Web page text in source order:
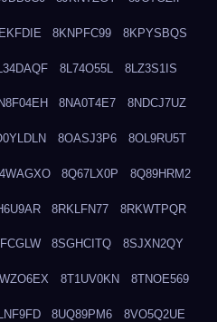
8KNPFC99 8KPYSBQS
8L74O55L 8LZ3S1IS
8NA0T4E7 8NDCJ7UZ
8OASJ3P6 8OL9RU5T
8Q67LX0P 8Q89HRM2
8RKLFN77 8RKWTPQR
8SGHCITQ 8SJXN2QY
8T1UV0KN 8TNOE569
8UQ89PM6 8VO5Q2UE